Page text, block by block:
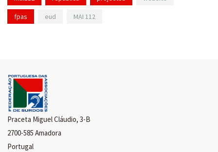
fpas eud MAI 112
Praceta Miguel Cláudio, 3-B
2700-585 Amadora
Portugal